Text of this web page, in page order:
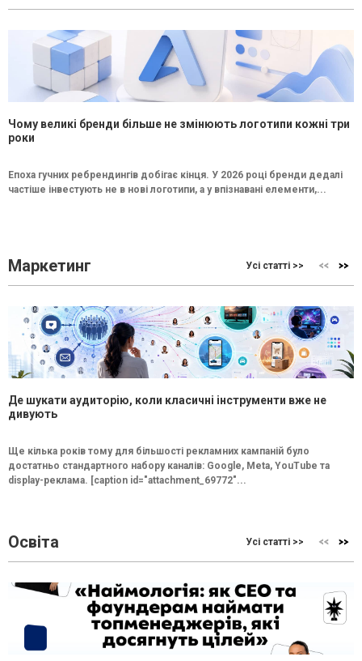
Чому великі бренди більше не змінюють логотипи кожні три
роки
Епоха гучних ребрендингів добігає кінця. У 2026 році бренди дедалі
частіше інвестують не в нові логотипи, а у впізнавані елементи,...
Маркетинг Усі статті >>
Де шукати аудиторію, коли класичні інструменти вже не
дивують
Ще кілька років тому для більшості рекламних кампаній було
достатньо стандартного набору каналів: Google, Meta, YouTube та
display-реклама. [caption id="attachment_69772"...
Освіта Усі статті >>